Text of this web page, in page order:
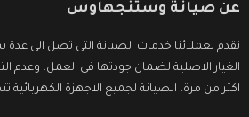
عن صيانة وستنجهاوس
نقدم لعملائنا خدمات الصيانة التى تصل الى
الغيار الاصلية لضمان جودتها فى العمل،
اكثر من مرة، الصيانة لجميع الاجهزة